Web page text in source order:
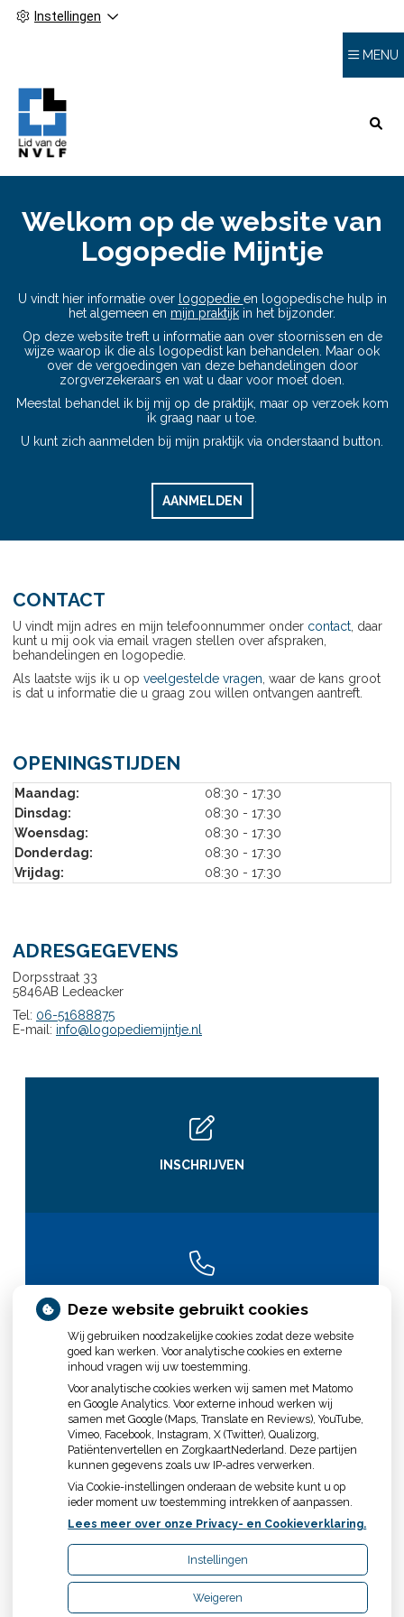
Instellingen
MENU
Welkom op de website van
Logopedie Mijntje
U vindt hier informatie over logopedie en logopedische hulp in
het algemeen en mijn praktijk in het bijzonder.
Op deze website treft u informatie aan over stoornissen en de
wijze waarop ik die als logopedist kan behandelen. Maar ook
over de vergoedingen van deze behandelingen door
zorgverzekeraars en wat u daar voor moet doen.
Meestal behandel ik bij mij op de praktijk, maar op verzoek kom
ik graag naar u toe.
U kunt zich aanmelden bij mijn praktijk via onderstaand button.
AANMELDEN
CONTACT
U vindt mijn adres en mijn telefoonnummer onder contact , daar
kunt u mij ook via email vragen stellen over afspraken,
behandelingen en logopedie.
Als laatste wijs ik u op veelgestelde vragen , waar de kans groot
is dat u informatie die u graag zou willen ontvangen aantreft.
OPENINGSTIJDEN
Maandag:
08:30 - 17:30
Dinsdag:
08:30 - 17:30
Woensdag:
08:30 - 17:30
Donderdag:
08:30 - 17:30
Vrijdag:
08:30 - 17:30
ADRESGEGEVENS
Dorpsstraat 33
5846AB Ledeacker
Tel: 06-51688875
E-mail: info@logopediemijntje.nl
INSCHRIJVEN
WIE BEN IK?
Uw Zorg Online
Deze website gebruikt cookies
Wij gebruiken noodzakelijke cookies zodat deze website
goed kan werken. Voor analytische cookies en externe
inhoud vragen wij uw toestemming.
Voor analytische cookies werken wij samen met Matomo
en Google Analytics. Voor externe inhoud werken wij
samen met Google (Maps, Translate en Reviews), YouTube,
Vimeo, Facebook, Instagram, X (Twitter), Qualizorg,
Patiëntenvertellen en ZorgkaartNederland. Deze partijen
kunnen gegevens zoals uw IP-adres verwerken.
Via Cookie-instellingen onderaan de website kunt u op
ieder moment uw toestemming intrekken of aanpassen.
Lees meer over onze Privacy- en Cookieverklaring.
Instellingen
Weigeren